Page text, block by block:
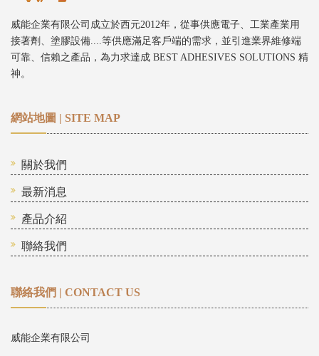
威能企業有限公司成立於西元2012年，從事供應電子、工業產業用
接著劑、塗膠設備....等供應滿足客戶端的需求，並引進業界維修端
可靠、信賴之產品，為力求達成 BEST ADHESIVES SOLUTIONS 精
神。
網站地圖 | SITE MAP
關於我們
最新消息
產品介紹
聯絡我們
聯絡我們 | CONTACT US
威能企業有限公司